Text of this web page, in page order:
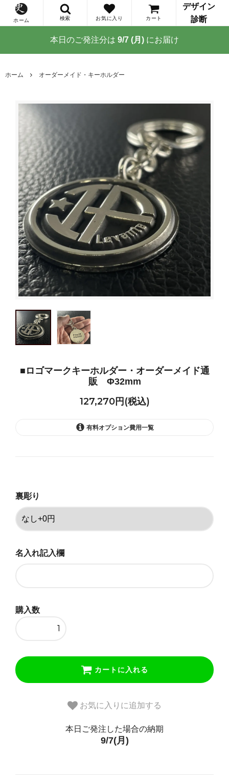
ホーム 検索 お気に入り カート
デザイン
診断
本日のご発注分は 9/7 (月) にお届け
ホーム オーダーメイド・キーホルダー
■ロゴマークキーホルダー・オーダーメイド通
販 Φ32mm
127,270円(税込)
有料オプション費用一覧
裏彫り
名入れ記入欄
購入数
カートに入れる
お気に入りに追加する
本日ご発注した場合の納期
9/7(月)